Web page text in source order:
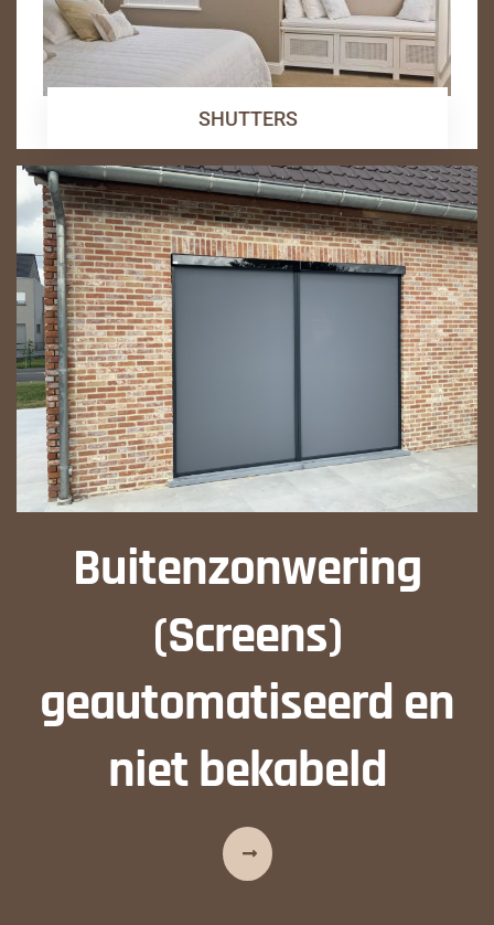
SHUTTERS
Buitenzonwering
(Screens)
geautomatiseerd en
niet bekabeld